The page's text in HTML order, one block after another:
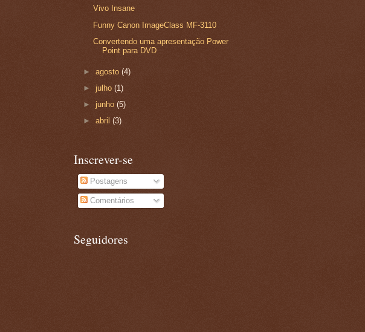
Vivo Insane
Funny Canon ImageClass MF-3110
Convertendo uma apresentação Power
Point para DVD
►agosto(4)
► julho(1)
►junho(5)
►abril(3)
Inscrever-se
Postagens
Comentários
Seguidores